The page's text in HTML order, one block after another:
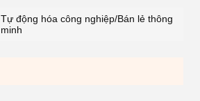
Tự động hóa công nghiệp/Bán lẻ thông
minh